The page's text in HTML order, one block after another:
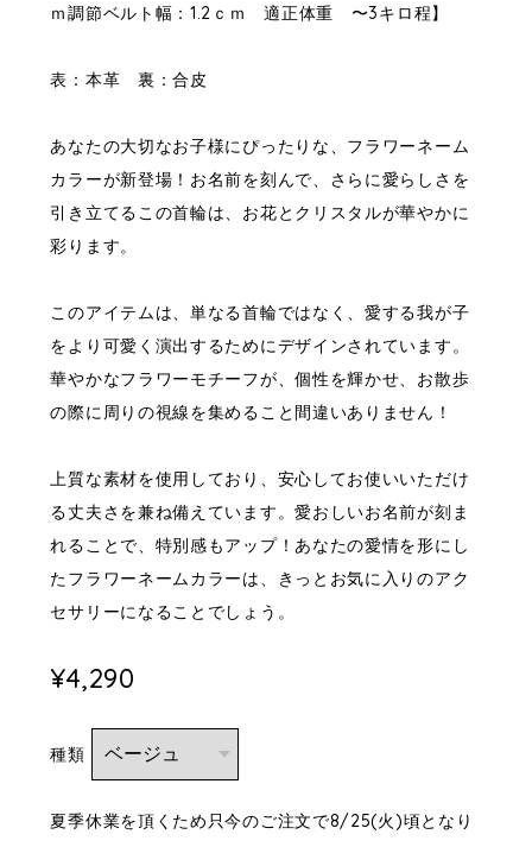
ｍ調節ベルト幅：1.2ｃｍ 適正体重 〜3キロ程】
表：本革 裏：合皮
あなたの大切なお子様にぴったりな、フラワーネーム
カラーが新登場！お名前を刻んで、さらに愛らしさを
引き立てるこの首輪は、お花とクリスタルが華やかに
彩ります。
このアイテムは、単なる首輪ではなく、愛する我が子
をより可愛く演出するためにデザインされています。
華やかなフラワーモチーフが、個性を輝かせ、お散歩
の際に周りの視線を集めること間違いありません！
上質な素材を使用しており、安心してお使いいただけ
る丈夫さを兼ね備えています。愛おしいお名前が刻ま
れることで、特別感もアップ！あなたの愛情を形にし
たフラワーネームカラーは、きっとお気に入りのアク
セサリーになることでしょう。
¥4,290
種類
夏季休業を頂くため只今のご注文で8/25(火)頃となり